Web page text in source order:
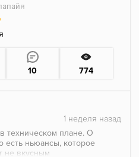
10 774
техническом плане. О
есть ньюансы, которое
не вкусным